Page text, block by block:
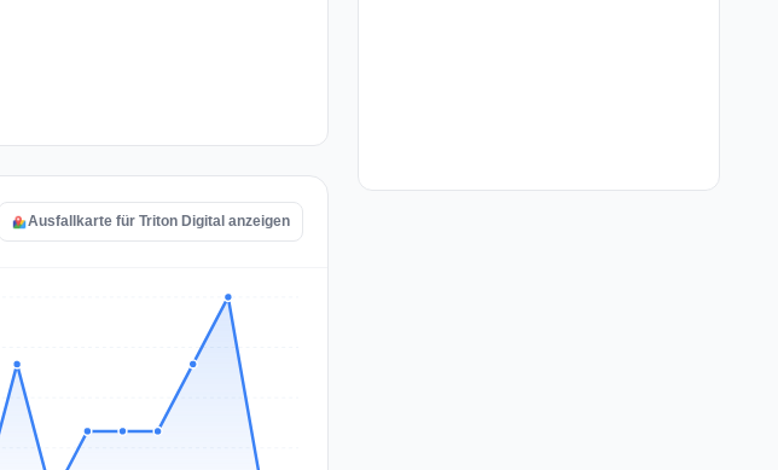
Ausfallkarte für Triton Digital anzeigen